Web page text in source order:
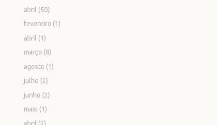
abril (50)
fevereiro (1)
abril (1)
março (8)
agosto (1)
julho (2)
junho (2)
maio (1)